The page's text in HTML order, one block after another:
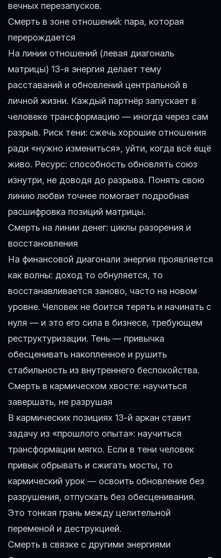
вечных перезапусков.
Смерть в зоне отношений: пара, которая
перерождается
На линии отношений (левая диагональ
матрицы) 13-я энергия делает тему
расставаний и обновлений центральной в
личной жизни. Каждый партнёр запускает в
человеке трансформацию — иногда через сам
разрыв. Риск тени: сжечь хорошие отношения
ради «нужно измениться», уйти, когда всё ещё
живо. Ресурс: способность обновлять союз
изнутри, не доводя до разрыва. Понять свою
линию любви точнее помогает подробная
расшифровка позиций матрицы.
Смерть на линии денег: циклы разорения и
восстановления
На финансовой диагонали энергия проявляется
как волны: доход то обнуляется, то
восстанавливается заново, часто на новом
уровне. Человек не боится терять и начинать с
нуля — и это его сила в бизнесе, требующем
реструктуризации. Тень — привычка
обесценивать накопленное и рушить
стабильность из внутреннего беспокойства.
Смерть в кармическом хвосте: научиться
завершать, не разрушая
В кармических позициях 13-й аркан ставит
задачу из «прошлого опыта»: научиться
трансформации мягко. Если в тени человек
привык обрывать и сжигать мосты, то
кармический урок — освоить обновление без
разрушения, отпускать без обесценивания.
Это тонкая грань между целительной
переменой и деструкцией.
Смерть в связке с другими энергиями